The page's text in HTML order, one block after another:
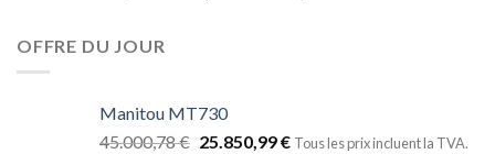
OFFRE DU JOUR
Manitou MT730
45.000,78€ 25.850,99€ Tous les prix incluent la TVA.